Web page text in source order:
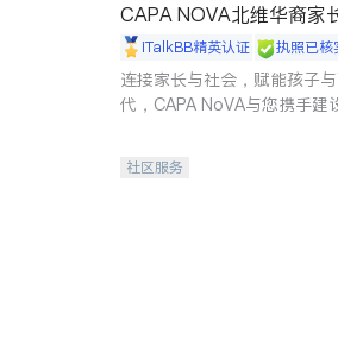
CAPA NOVA北维华裔家
iTalkBB精英认证 执照已核
连接家长与社会，赋能孩子
代，CAPA NoVA与您携手建
社区服务